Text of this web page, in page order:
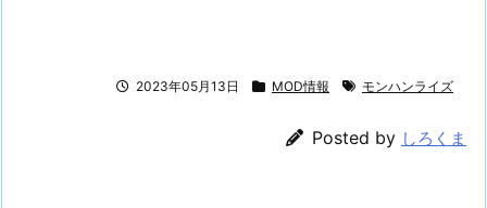
2023年05月13日 MOD情報 モンハンライズ
Posted by しろくま